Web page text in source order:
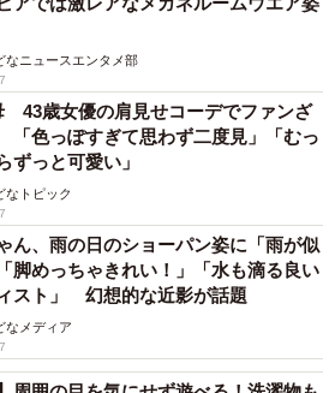
頼れる彼氏」っぷりを見て母は絶句
」って…あなた毎朝私が起こしてます
帰省】既婚女性の半数以上が「日常よ
」 気遣いや準備で深まる夫婦の温度
プ鮮明に
なニュース情報部
ミー賞」主演男優賞の真田広之 31歳
俳優が長髪ヒゲのワイルド近影「ガチ
そっくり」「新たな一面もステキ」
なトピック